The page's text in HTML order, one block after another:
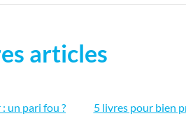
articles
un pari fou ?
5 livres pour bien